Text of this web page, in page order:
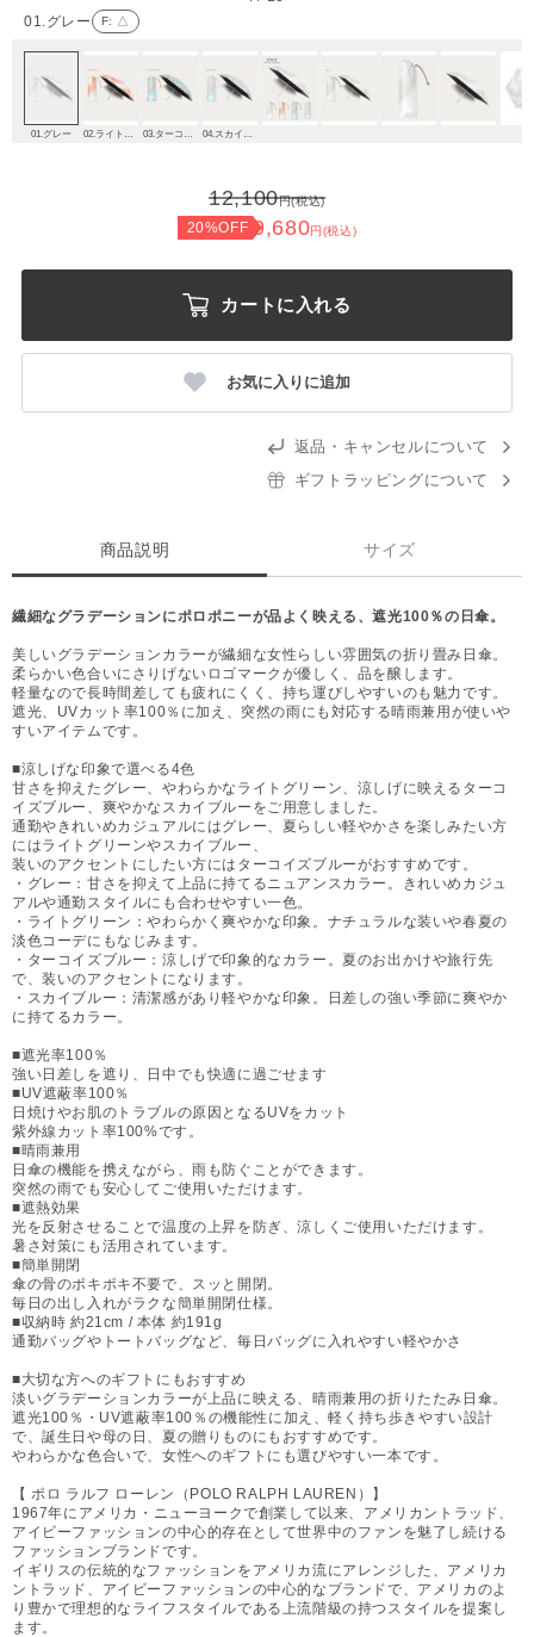
01.グレー F: △
01.グレー
12,100円(税込)
20%OFF 9,680円(税込)
カートに入れる
お気に入りに追加
返品・キャンセルについて
ギフトラッピングについて
商品説明 サイズ
繊細なグラデーションにポロポニーが品よく映える、遮光100％の日傘。
美しいグラデーションカラーが繊細な女性らしい雰囲気の折り畳み日傘。
柔らかい色合いにさりげないロゴマークが優しく、品を醸します。
軽量なので長時間差しても疲れにくく、持ち運びしやすいのも魅力です。
遮光、UVカット率100％に加え、突然の雨にも対応する晴雨兼用が使いや
すいアイテムです。
■涼しげな印象で選べる4色
甘さを抑えたグレー、やわらかなライトグリーン、涼しげに映えるターコ
イズブルー、爽やかなスカイブルーをご用意しました。
通勤やきれいめカジュアルにはグレー、夏らしい軽やかさを楽しみたい方
にはライトグリーンやスカイブルー、
装いのアクセントにしたい方にはターコイズブルーがおすすめです。
・グレー：甘さを抑えて上品に持てるニュアンスカラー。きれいめカジュ
アルや通勤スタイルにも合わせやすい一色。
・ライトグリーン：やわらかく爽やかな印象。ナチュラルな装いや春夏の
淡色コーデにもなじみます。
・ターコイズブルー：涼しげで印象的なカラー。夏のお出かけや旅行先
で、装いのアクセントになります。
・スカイブルー：清潔感があり軽やかな印象。日差しの強い季節に爽やか
に持てるカラー。
■遮光率100％
強い日差しを遮り、日中でも快適に過ごせます
■UV遮蔽率100％
日焼けやお肌のトラブルの原因となるUVをカット
紫外線カット率100%です。
■晴雨兼用
日傘の機能を携えながら、雨も防ぐことができます。
突然の雨でも安心してご使用いただけます。
■遮熱効果
光を反射させることで温度の上昇を防ぎ、涼しくご使用いただけます。
暑さ対策にも活用されています。
■簡単開閉
傘の骨のポキポキ不要で、スッと開閉。
毎日の出し入れがラクな簡単開閉仕様。
■収納時 約21cm / 本体 約191g
通勤バッグやトートバッグなど、毎日バッグに入れやすい軽やかさ
■大切な方へのギフトにもおすすめ
淡いグラデーションカラーが上品に映える、晴雨兼用の折りたたみ日傘。
遮光100％・UV遮蔽率100％の機能性に加え、軽く持ち歩きやすい設計
で、誕生日や母の日、夏の贈りものにもおすすめです。
やわらかな色合いで、女性へのギフトにも選びやすい一本です。
【 ポロ ラルフ ローレン（POLO RALPH LAUREN）】
1967年にアメリカ・ニューヨークで創業して以来、アメリカントラッド、
アイビーファッションの中心的存在として世界中のファンを魅了し続ける
ファッションブランドです。
イギリスの伝統的なファッションをアメリカ流にアレンジした、アメリカ
ントラッド、アイビーファッションの中心的なブランドで、アメリカのよ
り豊かで理想的なライフスタイルである上流階級の持つスタイルを提案し
ます。